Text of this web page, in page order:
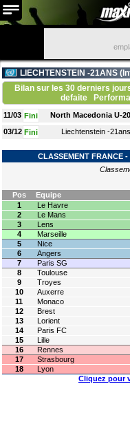
LIECHTENSTEIN -21ANS (
Bilan sur les 30 derniers
defaite
11/03 Fini North Macedonia U-20
03/12 Fini Liechtenstein -21ans
CLASSEMENT FRANCE
Pos Equipe
1
Le Havre
2
Le Mans
3
Lens
4
Marseille
5
Nice
6
Angers
7
Paris SG
8
Toulouse
9
Troyes
10
Auxerre
11
Monaco
12
Brest
13
Lorient
14
Paris FC
15
Lille
16
Rennes
17
Strasbourg
18
Lyon
Cliquez pour